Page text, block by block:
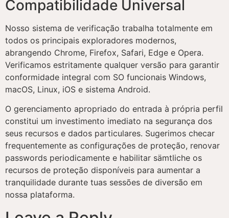
Compatibilidade Universal
Nosso sistema de verificação trabalha totalmente em
todos os principais exploradores modernos,
abrangendo Chrome, Firefox, Safari, Edge e Opera.
Verificamos estritamente qualquer versão para garantir
conformidade integral com SO funcionais Windows,
macOS, Linux, iOS e sistema Android.
O gerenciamento apropriado do entrada à própria perfil
constitui um investimento imediato na segurança dos
seus recursos e dados particulares. Sugerimos checar
frequentemente as configurações de proteção, renovar
passwords periodicamente e habilitar sämtliche os
recursos de proteção disponíveis para aumentar a
tranquilidade durante tuas sessões de diversão em
nossa plataforma.